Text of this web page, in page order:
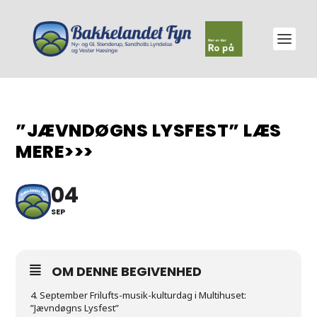
”JÆVNDØGNS LYSFEST” LÆS
MERE>>>
04
SEP
OM DENNE BEGIVENHED
4. September Frilufts-musik-kulturdag i Multihuset:
”Jævndøgns Lysfest”